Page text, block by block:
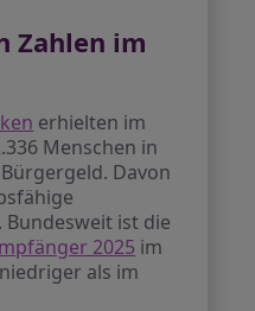
Zahlen im
erhielten im
Menschen in
Davon
ist die
2025 im
als im